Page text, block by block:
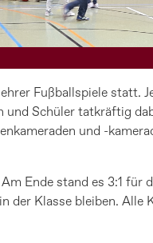
Fußballspiele statt.
und Schüler tatkräftig
und -
Ende stand es 3:1 für
der Klasse bleiben. Alle